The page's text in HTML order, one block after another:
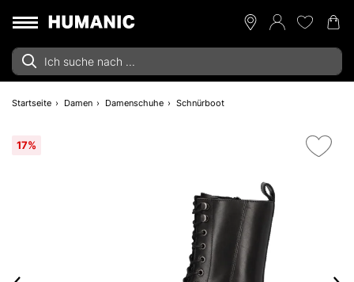
Startseite Damen Damenschuhe Schnürboot
17%